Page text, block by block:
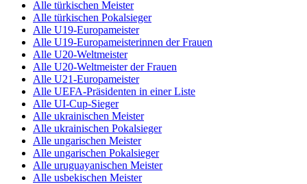
Alle türkischen Meister
Alle türkischen Pokalsieger
Alle U19-Europameister
Alle U19-Europameisterinnen der Frauen
Alle U20-Weltmeister
Alle U20-Weltmeister der Frauen
Alle U21-Europameister
Alle UEFA-Präsidenten in einer Liste
Alle UI-Cup-Sieger
Alle ukrainischen Meister
Alle ukrainischen Pokalsieger
Alle ungarischen Meister
Alle ungarischen Pokalsieger
Alle uruguayanischen Meister
Alle usbekischen Meister